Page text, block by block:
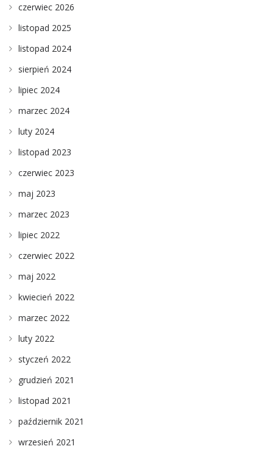
czerwiec 2026
listopad 2025
listopad 2024
sierpień 2024
lipiec 2024
marzec 2024
luty 2024
listopad 2023
czerwiec 2023
maj 2023
marzec 2023
lipiec 2022
czerwiec 2022
maj 2022
kwiecień 2022
marzec 2022
luty 2022
styczeń 2022
grudzień 2021
listopad 2021
październik 2021
wrzesień 2021